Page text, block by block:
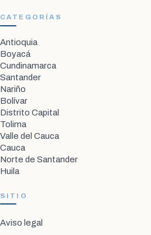
CATEGORÍAS
Antioquia
Boyacá
Cundinamarca
Santander
Nariño
Bolívar
Distrito Capital
Tolima
Valle del Cauca
Cauca
Norte de Santander
Huila
SITIO
Aviso legal